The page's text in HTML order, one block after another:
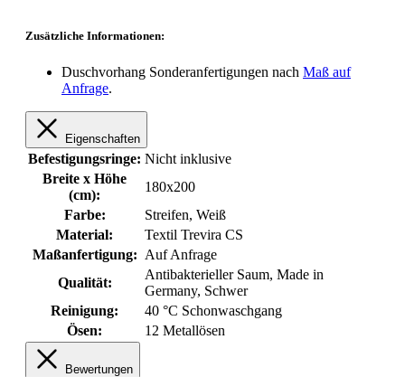
Zusätzliche Informationen:
Duschvorhang Sonderanfertigungen nach Maß auf
Anfrage.
Eigenschaften
Befestigungsringe: Nicht inklusive
Breite x Höhe
(cm):
180x200
Farbe:
Streifen, Weiß
Material:
Textil Trevira CS
Maßanfertigung: Auf Anfrage
Qualität:
Antibakterieller Saum, Made in
Germany, Schwer
Reinigung:
40 °C Schonwaschgang
Ösen:
12 Metallösen
Bewertungen